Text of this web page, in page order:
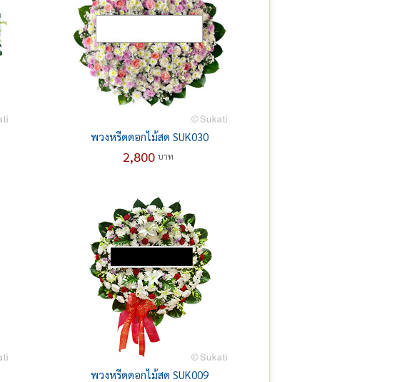
พวงหรีดดอกไม้สด SUK030
2,800บาท
พวงหรีดดอกไม้สด SUK009